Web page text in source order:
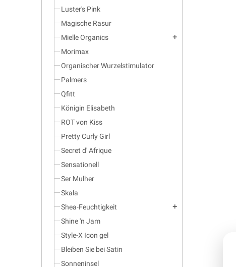
Luster's Pink
Magische Rasur
Mielle Organics
add
Morimax
Organischer Wurzelstimulator
Palmers
Qfitt
Königin Elisabeth
ROT von Kiss
Pretty Curly Girl
Secret d' Afrique
Sensationell
Ser Mulher
Skala
Shea-Feuchtigkeit
add
Shine 'n Jam
Style-X Icon gel
Bleiben Sie bei Satin
Sonneninsel